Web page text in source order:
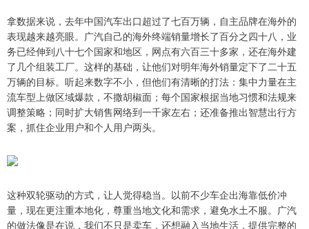
拿数据来说，去年中国汽车出口超过了七百万辆，自主品牌在海外的
表现越来越亮眼。广汽自己的海外终端销量增长了百分之四十八，业
务已经伸到八十七个国家和地区，网点有六百三十多家，还在海外建
了几个组装工厂。这样的基础，让他们对明年海外销量定下了二十五
万辆的目标。听起来数字不小，但他们有清晰的打法：集中力量在主
流车型上做区域爆款，不撒胡椒面；每个国家根据当地习惯和法规来
调整策略；同时扩大销售网络到一千家左右；还准备推出智慧出行方
案，抓住企业用户和个人用户两头。
这种双轮驱动的方式，让人觉得稳当。以前不少车企出海靠低价冲
量，现在更注重本地化，尊重当地文化和需求，避免水土不服。广汽
的做法像是在说，我们不只是卖车，还想融入当地生活，提供完整的